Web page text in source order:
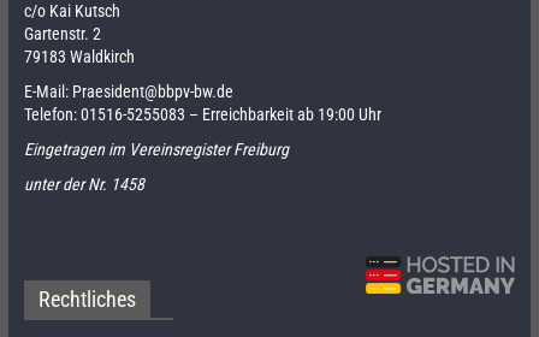
c/o Kai Kutsch
Gartenstr. 2
79183 Waldkirch
E-Mail: Praesident@bbpv-bw.de
Telefon:01516-5255083 – Erreichbarkeit ab 19:00 Uhr
Eingetragen im Vereinsregister Freiburg
unter der Nr. 1458
Rechtliches